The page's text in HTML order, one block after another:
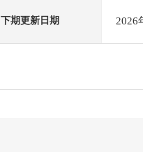
下期更新日期 2026